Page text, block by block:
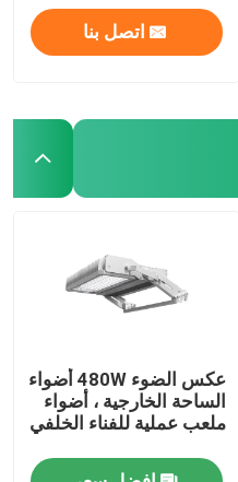
اتصل بنا
عكس الضوء 480W أضواء
الساحة الخارجية ، أضواء
ملعب عملية للفناء الخلفي